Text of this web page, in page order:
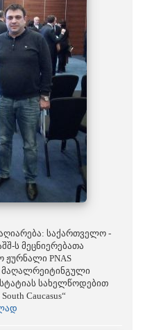
საქართველო -
ს მეცნიერებათა
ჟურნალი PNAS
სახელწოდებით
Caucasus“